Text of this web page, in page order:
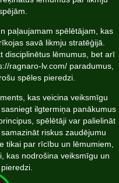
paļaujamam spēlētājam, kas
savā likmju stratēģijā.
disciplinētus lēmumus, bet arī
ragnaro-lv.com/paradumus,
spēles pieredzi.
kas veicina veiksmīgu
ilgtermiņa panākumus
spēlētāji var palielināt
riskus zaudējumu
tikai par rīcību un lēmumiem,
kas nodrošina veiksmīgu un